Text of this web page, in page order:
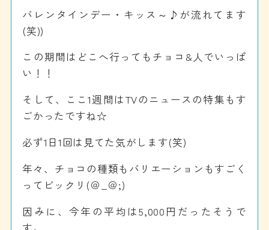
バレンタインデー・キッス～♪が流れてます
(笑))
この期間はどこへ行ってもチョコ&人でいっぱ
い！！
そして、ここ1週間はTVのニュースの特集もす
ごかったですね☆
必ず1日1回は見てた気がします(笑)
年々、チョコの種類もバリエーションもすごく
ってビックリ(＠_＠;)
因みに、今年の平均は5,000円だったそうで